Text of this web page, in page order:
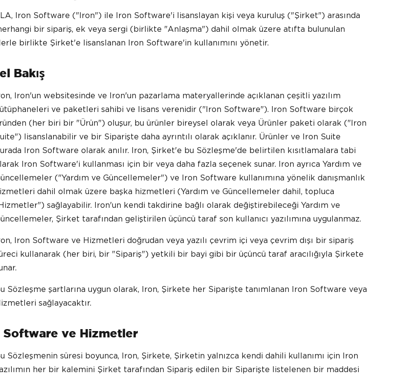
Iron Software ("Iron") ile Iron Software'i lisanslayan kişi veya kuruluş ("Şirket") arasında
bir sipariş, ek veya sergi (birlikte "Anlaşma") dahil olmak üzere atıfta bulunulan
birlikte Şirket'e lisanslanan Iron Software'in kullanımını yönetir.
Bakış
Iron'un websitesinde ve Iron'un pazarlama materyallerinde açıklanan çeşitli yazılım
ve paketleri sahibi ve lisans verenidir ("Iron Software"). Iron Software birçok
(her biri bir "Ürün") oluşur, bu ürünler bireysel olarak veya Ürünler paketi olarak ("Iron
lisanslanabilir ve bir Siparişte daha ayrıntılı olarak açıklanır. Ürünler ve Iron Suite
Iron Software olarak anılır. Iron, Şirket'e bu Sözleşme'de belirtilen kısıtlamalara tabi
Iron Software'i kullanması için bir veya daha fazla seçenek sunar. Iron ayrıca Yardım ve
("Yardım ve Güncellemeler") ve Iron Software kullanımına yönelik danışmanlık
dahil olmak üzere başka hizmetleri (Yardım ve Güncellemeler dahil, topluca
sağlayabilir. Iron'un kendi takdirine bağlı olarak değiştirebileceği Yardım ve
Şirket tarafından geliştirilen üçüncü taraf son kullanıcı yazılımına uygulanmaz.
Iron Software ve Hizmetleri doğrudan veya yazılı çevrim içi veya çevrim dışı bir sipariş
kullanarak (her biri, bir "Sipariş") yetkili bir bayi gibi bir üçüncü taraf aracılığıyla Şirkete
Sözleşme şartlarına uygun olarak, Iron, Şirkete her Siparişte tanımlanan Iron Software veya
sağlayacaktır.
Software ve Hizmetler
Sözleşmenin süresi boyunca, Iron, Şirkete, Şirketin yalnızca kendi dahili kullanımı için Iron
her bir kalemini Şirket tarafından Sipariş edilen bir Siparişte listelenen bir maddesi